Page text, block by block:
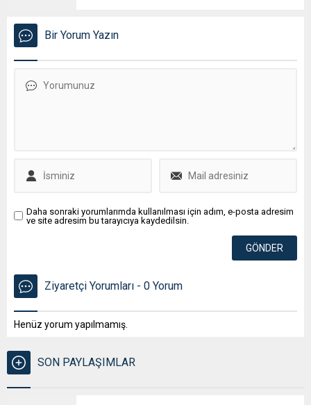
Bir Yorum Yazın
Daha sonraki yorumlarımda kullanılması için adım, e-posta adresim
ve site adresim bu tarayıcıya kaydedilsin.
Ziyaretçi Yorumları - 0 Yorum
Henüz yorum yapılmamış.
SON PAYLAŞIMLAR